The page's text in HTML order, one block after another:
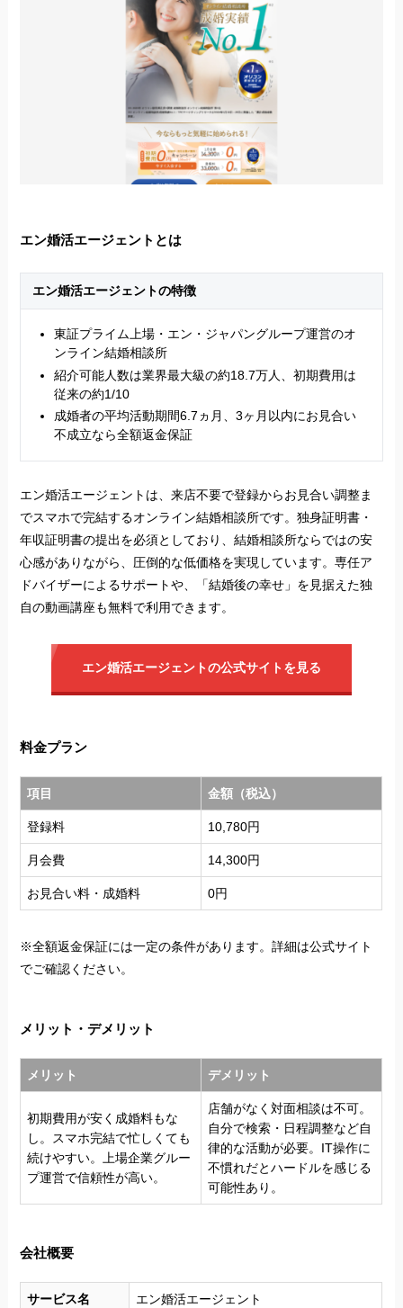
エン婚活エージェントとは
エン婚活エージェントの特徴
東証プライム上場・エン・ジャパングループ運営のオ
ンライン結婚相談所
紹介可能人数は業界最大級の約18.7万人、初期費用は
従来の約1/10
成婚者の平均活動期間6.7ヵ月、3ヶ月以内にお見合い
不成立なら全額返金保証
エン婚活エージェントは、来店不要で登録からお見合い調整ま
でスマホで完結するオンライン結婚相談所です。独身証明書・
年収証明書の提出を必須としており、結婚相談所ならではの安
心感がありながら、圧倒的な低価格を実現しています。専任ア
ドバイザーによるサポートや、「結婚後の幸せ」を見据えた独
自の動画講座も無料で利用できます。
エン婚活エージェントの公式サイトを見る
料金プラン
項目 金額（税込）
登録料 10,780円
月会費 14,300円
お見合い料・成婚料 0円
※全額返金保証には一定の条件があります。詳細は公式サイト
でご確認ください。
メリット・デメリット
メリット デメリット
初期費用が安く成婚料もな
し。スマホ完結で忙しくても
続けやすい。上場企業グルー
プ運営で信頼性が高い。
店舗がなく対面相談は不可。
自分で検索・日程調整など自
律的な活動が必要。IT操作に
不慣れだとハードルを感じる
可能性あり。
会社概要
サービス名 エン婚活エージェント